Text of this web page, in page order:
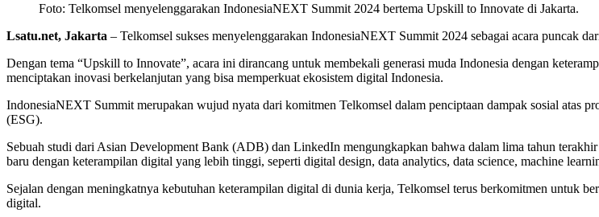
Foto: Telkomsel menyelenggarakan IndonesiaNEXT Summit 2024 bertema Upskill to Innovate di Jakarta.
Lsatu.net, Jakarta – Telkomsel sukses menyelenggarakan IndonesiaNEXT Summit 2024 sebagai acara puncak
Dengan tema “Upskill to Innovate”, acara ini dirancang untuk membekali generasi muda Indonesia dengan
menciptakan inovasi berkelanjutan yang bisa memperkuat ekosistem digital Indonesia.
IndonesiaNEXT Summit merupakan wujud nyata dari komitmen Telkomsel dalam penciptaan dampak sosial atas
(ESG).
Sebuah studi dari Asian Development Bank (ADB) dan LinkedIn mengungkapkan bahwa dalam lima tahun
baru dengan keterampilan digital yang lebih tinggi, seperti digital design, data analytics, data science, machine
Sejalan dengan meningkatnya kebutuhan keterampilan digital di dunia kerja, Telkomsel terus berkomitmen untuk
digital.